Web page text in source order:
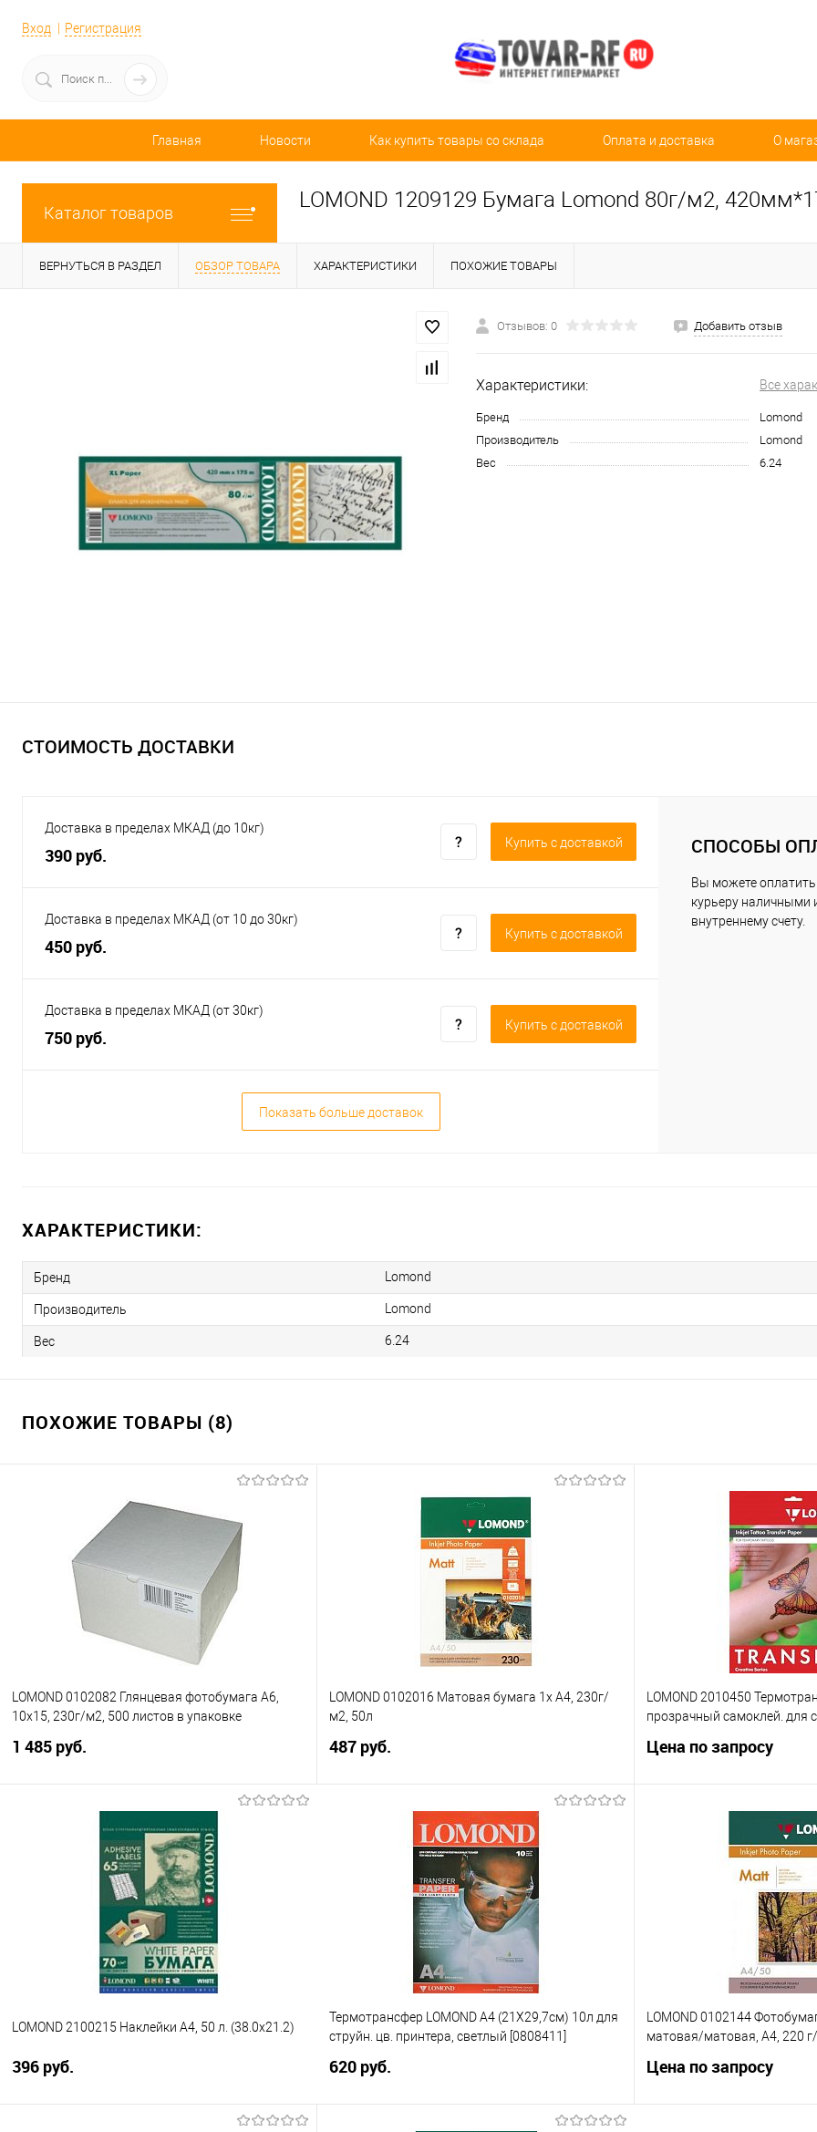
Вход Регистрация
Главная Новости Как купить товары со склада Оплата и доставка О
Каталог товаров
LOMOND 1209129 Бумага Lomond 80г/м2,
ВЕРНУТЬСЯ В РАЗДЕЛ ОБЗОР ТОВАРА ХАРАКТЕРИСТИКИ ПОХОЖИЕ ТОВАРЫ
Отзывов: 0 Добавить отзыв
Характеристики: Все
Бренд
Lomond
Производитель
Lomond
Вес
6.24
СТОИМОСТЬ ДОСТАВКИ
Доставка в пределах МКАД (до 10кг)
390 руб.
Купить c доставкой
Доставка в пределах МКАД (от 10 до 30кг)
450 руб.
Купить c доставкой
Доставка в пределах МКАД (от 30кг)
750 руб.
Купить c доставкой
Показать больше доставок
СПОСОБЫ
Вы можете оплатить
курьеру наличными
внутреннему счету.
ХАРАКТЕРИСТИКИ:
Бренд Lomond
Производитель Lomond
Вес 6.24
ПОХОЖИЕ ТОВАРЫ (8)
LOMOND 0102082 Глянцевая фотобумага A6,
10х15, 230г/м2, 500 листов в упаковке
1 485 руб.
Купить в 1 клик
Сравнение
LOMOND 0102016 Матовая бумага 1х А4, 230г/
м2, 50л
487 руб.
В корзину
Сравнение
В избранное
LOMOND 2010450
прозрачный самоклей. для
Цена по запросу
Купить в 1 клик
LOMOND 2100215 Наклейки A4, 50 л. (38.0х21.2)
396 руб.
Термотрансфер LOMOND A4 (21X29,7см) 10л для
струйн. цв. принтера, светлый [0808411]
620 руб.
LOMOND 0102144
матовая/матовая, A4, 220
Цена по запросу